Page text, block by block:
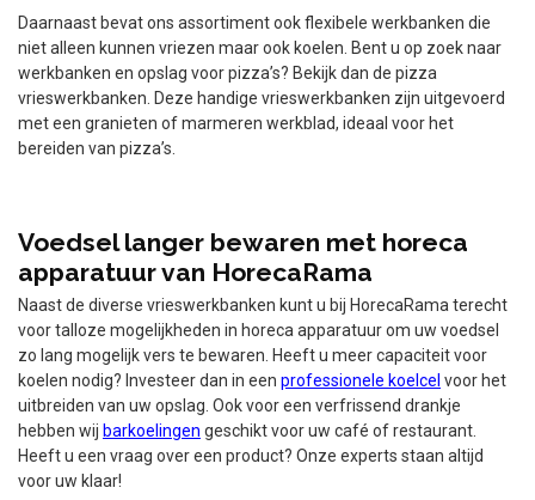
Daarnaast bevat ons assortiment ook flexibele werkbanken die
niet alleen kunnen vriezen maar ook koelen. Bent u op zoek naar
werkbanken en opslag voor pizza’s? Bekijk dan de pizza
vrieswerkbanken. Deze handige vrieswerkbanken zijn uitgevoerd
met een granieten of marmeren werkblad, ideaal voor het
bereiden van pizza’s.
Voedsel langer bewaren met horeca
apparatuur van HorecaRama
Naast de diverse vrieswerkbanken kunt u bij HorecaRama terecht
voor talloze mogelijkheden in horeca apparatuur om uw voedsel
zo lang mogelijk vers te bewaren. Heeft u meer capaciteit voor
koelen nodig? Investeer dan in een professionele koelcel voor het
uitbreiden van uw opslag. Ook voor een verfrissend drankje
hebben wij barkoelingen geschikt voor uw café of restaurant.
Heeft u een vraag over een product? Onze experts staan altijd
voor uw klaar!